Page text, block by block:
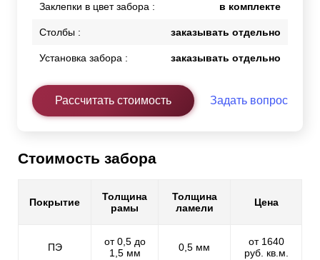
Заклепки в цвет забора : в комплекте
Столбы : заказывать отдельно
Установка забора : заказывать отдельно
Рассчитать стоимость Задать вопрос
Стоимость забора
Покрытие
Толщина
рамы
Толщина
ламели
Цена
ПЭ
от 0,5 до
1,5 мм
0,5 мм
от 1640
руб. кв.м.